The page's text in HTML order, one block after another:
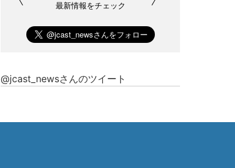
最新情報をチェック
@jcast_newsさんのツイート